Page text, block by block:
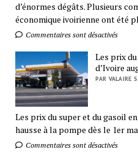
d’énormes dégâts. Plusieurs
économique ivoirienne ont été
Commentaires sont désactivés
Les prix
d’Ivoire
PAR VALAIRE S
Les prix du super et du gasoil
hausse à la pompe dès le 1er
Commentaires sont désactivés